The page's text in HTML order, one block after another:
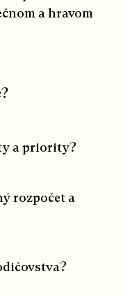
a hravom
a priority?
rozpočet a